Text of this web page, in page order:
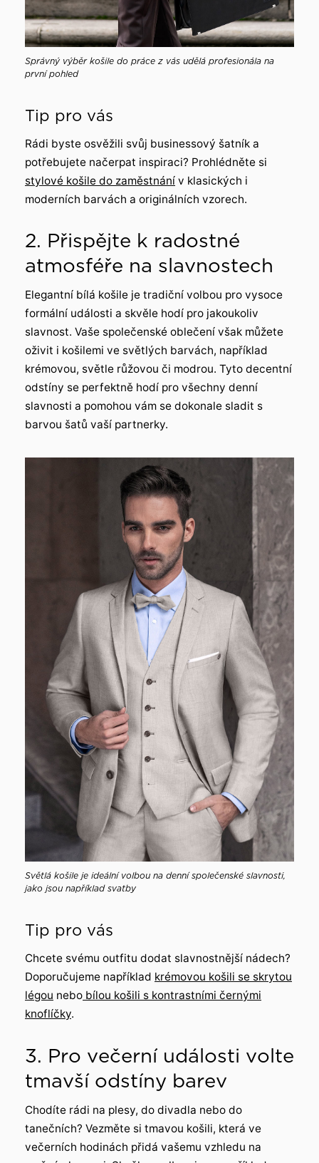
Správný výběr košile do práce z vás udělá profesionála na
první pohled
Tip pro vás
Rádi byste osvěžili svůj businessový šatník a
potřebujete načerpat inspiraci? Prohlédněte si
stylové košile do zaměstnání v klasických i
moderních barvách a originálních vzorech.
2. Přispějte k radostné
atmosféře na slavnostech
Elegantní bílá košile je tradiční volbou pro vysoce
formální události a skvěle hodí pro jakoukoliv
slavnost. Vaše společenské oblečení však můžete
oživit i košilemi ve světlých barvách, například
krémovou, světle růžovou či modrou. Tyto decentní
odstíny se perfektně hodí pro všechny denní
slavnosti a pomohou vám se dokonale sladit s
barvou šatů vaší partnerky.
Světlá košile je ideální volbou na denní společenské slavnosti,
jako jsou například svatby
Tip pro vás
Chcete svému outfitu dodat slavnostnější nádech?
Doporučujeme například krémovou košili se skrytou
légou nebo bílou košili s kontrastními černými
knoflíčky.
3. Pro večerní události volte
tmavší odstíny barev
Chodíte rádi na plesy, do divadla nebo do
tanečních? Vezměte si tmavou košili, která ve
večerních hodinách přidá vašemu vzhledu na